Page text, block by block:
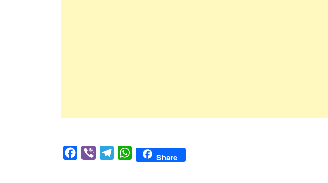
Facebook
Viber TelegramWhatsAppShare